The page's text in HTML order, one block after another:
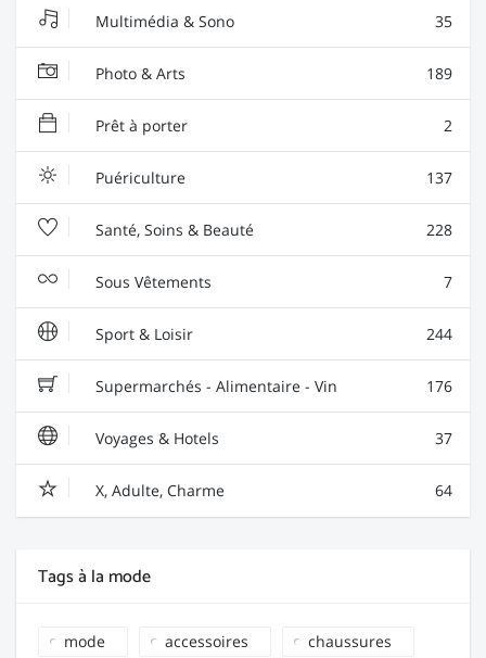
Multimédia & Sono 35
Photo & Arts 189
Prêt à porter 2
Puériculture 137
Santé, Soins & Beauté 228
Sous Vêtements 7
Sport & Loisir 244
Supermarchés - Alimentaire - Vin 176
Voyages & Hotels 37
X, Adulte, Charme 64
Tags à la mode
mode accessoires chaussures